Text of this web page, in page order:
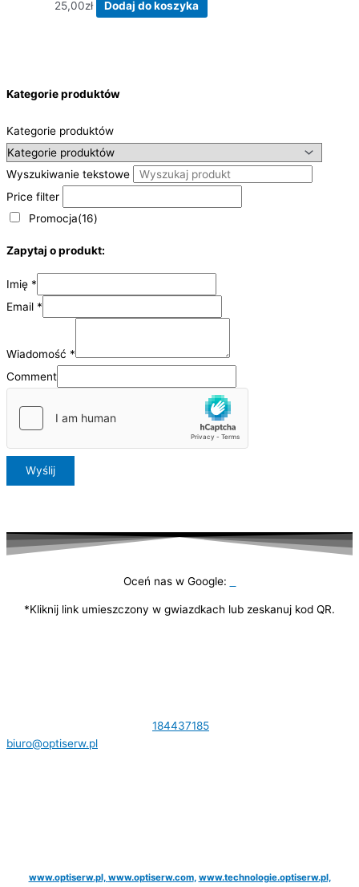
Kategorie produktów
Kategorie produktów
Wyszukiwanie tekstowe
Price filter
Promocja(16)
Zapytaj o produkt:
Imię *
Email *
Wiadomość *
Comment
Wyślij
25,00zł Dodaj do koszyka
Oceń nas w Google:
*Kliknij link umieszczony w gwiazdkach lub zeskanuj kod QR.
184437185
biuro@optiserw.pl
www.optiserw.pl, www.optiserw.com, www.technologie.optiserw.pl,